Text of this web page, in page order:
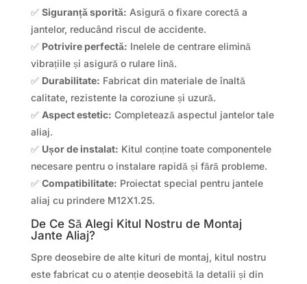
✅ Siguranță sporită: Asigură o fixare corectă a
jantelor, reducând riscul de accidente.
✅ Potrivire perfectă: Inelele de centrare elimină
vibrațiile și asigură o rulare lină.
✅ Durabilitate: Fabricat din materiale de înaltă
calitate, rezistente la coroziune și uzură.
✅ Aspect estetic: Completează aspectul jantelor tale
aliaj.
✅ Ușor de instalat: Kitul conține toate componentele
necesare pentru o instalare rapidă și fără probleme.
✅ Compatibilitate: Proiectat special pentru jantele
aliaj cu prindere M12X1.25.
De Ce Să Alegi Kitul Nostru de Montaj
Jante Aliaj?
Spre deosebire de alte kituri de montaj, kitul nostru
este fabricat cu o atenție deosebită la detalii și din